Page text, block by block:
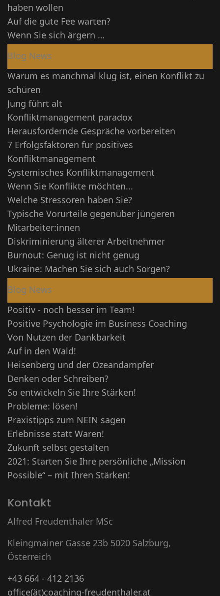
haben wollen
Auf die gute Fee warten?
Wenn Sie sich ärgern …
Blog News
Warum es manchmal klug ist, einen Konflikt zu
schüren
Jung führt alt
Konfliktmanagement paradox
Herausfordernde Gespräche vorbereiten
7 Erfolgsfaktoren für positives
Konfliktmanagement
Systemisches Konfliktmanagement
Wenn Sie Konflikte möchten...
Welche Stressoren haben Sie?
Typische Vorurteile gegenüber jüngeren
Mitarbeiter:innen
Diskriminierung älterer Arbeitnehmer
Burnout: Genug ist nicht genug
Ukraine: Machen Sie sich auch Sorgen?
Blog News
Positiv - noch besser im Team!
Positive Psychologie im Business Coaching
Von Nutzen der Dankbarkeit
Auf in den Wald!
Heisenberg und der Ozeandampfer
Denken oder Schreiben?
So entwickeln Sie Ihre Stärken!
Probleme: lösen!
Praxistipps zum NEIN sagen
Erlebnisse statt Waren!
Zukunft selbst gestalten
2021: Starten Sie Ihre persönliche „Mission
Possible“ – mit Ihren Stärken!
Kontakt
Alfred Freudenthaler MSc
Kleingmainer Gasse 23b 5020 Salzburg,
Österreich
+43 664 - 412 2136
office(ät)coaching-freudenthaler.at